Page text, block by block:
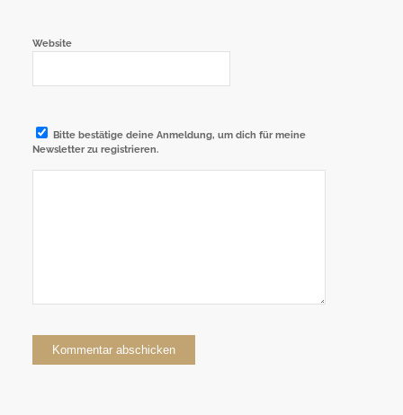
Website
Bitte bestätige deine Anmeldung, um dich für meine
Newsletter zu registrieren.